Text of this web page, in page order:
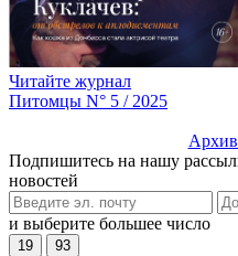
Читайте журнал
Питомцы N° 5 / 2025
Подпишитесь на нашу
новостей
и выберите большее число
19 93